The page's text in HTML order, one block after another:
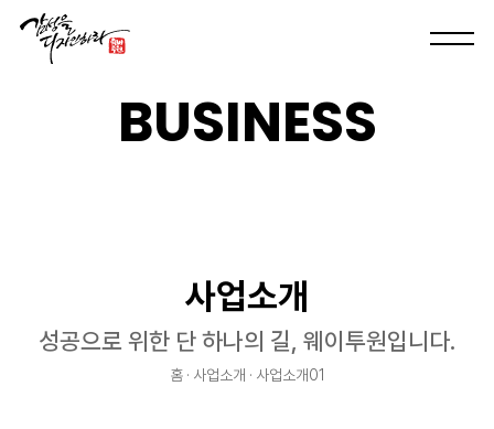
BUSINESS
사업소개
성공으로 위한 단 하나의 길, 웨이투원입니다.
홈 · 사업소개 · 사업소개01